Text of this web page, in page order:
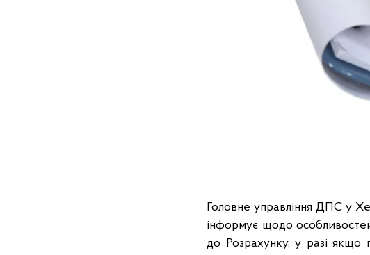
Головне управління ДПС у
інформує щодо
до Розрахунку, у разі якщо